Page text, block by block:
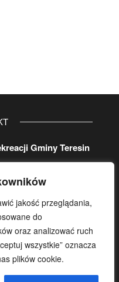
jakość przeglądania,
do
oraz analizować ruch
wszystkie” oznacza
plików cookie.
Gminy Teresin